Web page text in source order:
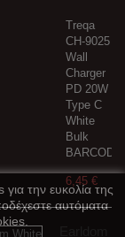
Treqa
CH-9025
Wall
Charger
PD 20W
Type C
White
Bulk
6,45 €
την ευκολία της
αυτόματα